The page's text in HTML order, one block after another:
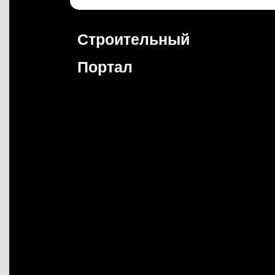
Строительный
Портал